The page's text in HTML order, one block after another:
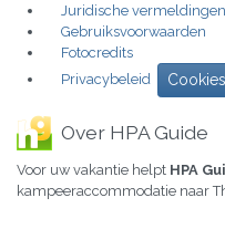
Juridische vermeldingen
Gebruiksvoorwaarden
Fotocredits
Privacybeleid
Cookies
Over HPA Guide
Voor uw vakantie helpt HPA
kampeeraccommodatie naar